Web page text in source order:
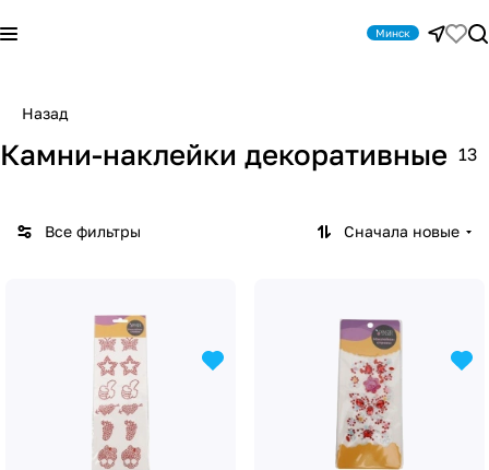
Минск
Назад
Камни-наклейки декоративные 13
Все фильтры Сначала новые